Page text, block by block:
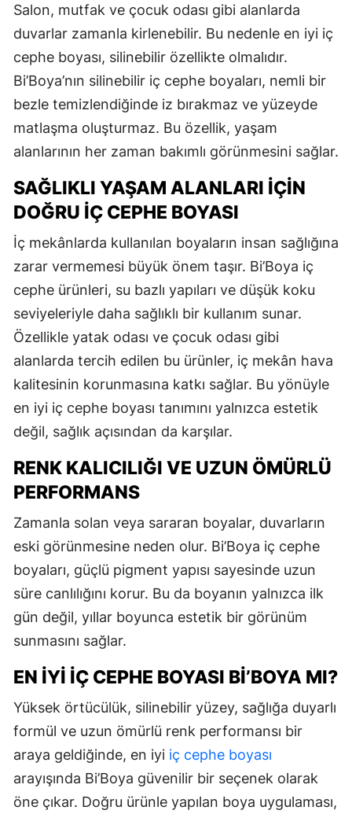
Salon, mutfak ve çocuk odası gibi alanlarda
duvarlar zamanla kirlenebilir. Bu nedenle en iyi iç
cephe boyası, silinebilir özellikte olmalıdır.
Bi’Boya’nın silinebilir iç cephe boyaları, nemli bir
bezle temizlendiğinde iz bırakmaz ve yüzeyde
matlaşma oluşturmaz. Bu özellik, yaşam
alanlarının her zaman bakımlı görünmesini sağlar.
SAĞLIKLI YAŞAM ALANLARI İÇIN
DOĞRU İÇ CEPHE BOYASI
İç mekânlarda kullanılan boyaların insan sağlığına
zarar vermemesi büyük önem taşır. Bi’Boya iç
cephe ürünleri, su bazlı yapıları ve düşük koku
seviyeleriyle daha sağlıklı bir kullanım sunar.
Özellikle yatak odası ve çocuk odası gibi
alanlarda tercih edilen bu ürünler, iç mekân hava
kalitesinin korunmasına katkı sağlar. Bu yönüyle
en iyi iç cephe boyası tanımını yalnızca estetik
değil, sağlık açısından da karşılar.
RENK KALICILIĞI VE UZUN ÖMÜRLÜ
PERFORMANS
Zamanla solan veya sararan boyalar, duvarların
eski görünmesine neden olur. Bi’Boya iç cephe
boyaları, güçlü pigment yapısı sayesinde uzun
süre canlılığını korur. Bu da boyanın yalnızca ilk
gün değil, yıllar boyunca estetik bir görünüm
sunmasını sağlar.
EN İYI İÇ CEPHE BOYASI BI’BOYA MI?
Yüksek örtücülük, silinebilir yüzey, sağlığa duyarlı
formül ve uzun ömürlü renk performansı bir
araya geldiğinde, en iyi iç cephe boyası
arayışında Bi’Boya güvenilir bir seçenek olarak
öne çıkar. Doğru ürünle yapılan boya uygulaması,